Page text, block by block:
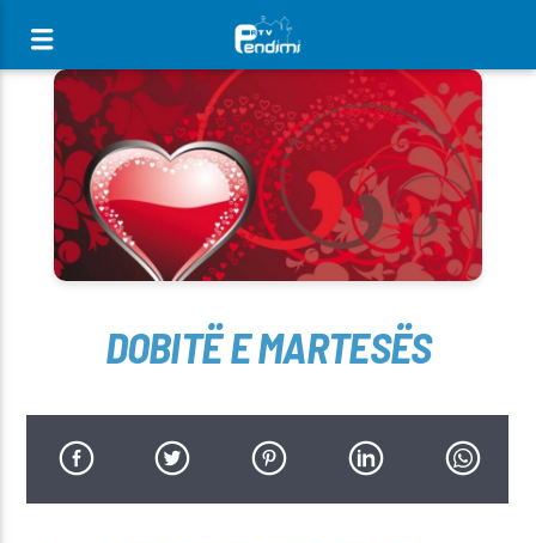
[There are no radio stations in the database]
DOBITË E MARTESËS